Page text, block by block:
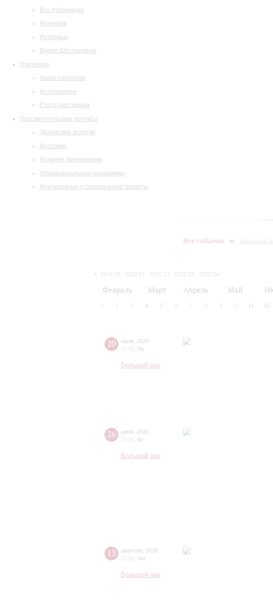
Все публикации
Рецензии
Интервью
Время Шостаковича
Партнеры
Наши партнеры
Фотогалерея
Стать партнером
Просветительские проекты
Творческие встречи
Выставки
Издания филармонии
Образовательные программы
Инклюзивные и специальные проекты
Все события Большой
2019/20
2020/21 2021/22 2022/23
2023/24
Февраль Март Апрель Май
2 3 4 5 6 7 8 9 10 11 12
20 июля 2026
19:00 Пн
Большой зал
26 июля 2026
19:00 Вс
Большой зал
13 августа
2026
20:00 Чт
Большой зал